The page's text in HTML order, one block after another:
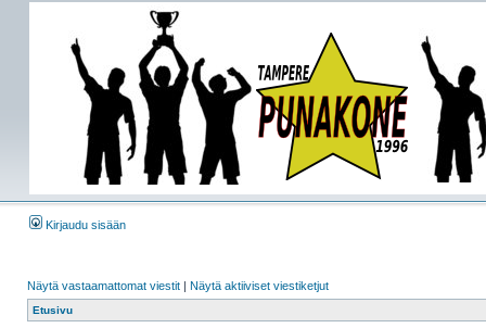
Kirjaudu sisään
Näytä vastaamattomat viestit | Näytä aktiiviset viestiketjut
Etusivu